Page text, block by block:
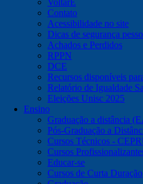
VoltarE
Contato
Acessibilidade no site
Dicas de segurança
Achados e Perdidos
RPPN
DCE
Recursos disponíveis
Relatório de Igualdade
Eleições Unisc 2025
Ensino
Graduação a distância
Pós-Graduação a
Cursos Técnicos -
Cursos
Educar-se
Cursos de Curta Duração